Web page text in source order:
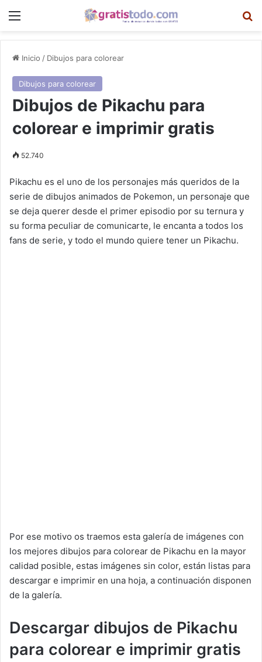
Menú
Inicio / Dibujos para colorear
Dibujos para colorear
Dibujos de Pikachu para
colorear e imprimir gratis
52.740
Pikachu es el uno de los personajes más queridos de la
serie de dibujos animados de Pokemon, un personaje que
se deja querer desde el primer episodio por su ternura y
su forma peculiar de comunicarte, le encanta a todos los
fans de serie, y todo el mundo quiere tener un Pikachu.
Por ese motivo os traemos esta galería de imágenes con
los mejores dibujos para colorear de Pikachu en la mayor
calidad posible, estas imágenes sin color, están listas para
descargar e imprimir en una hoja, a continuación disponen
de la galería.
Descargar dibujos de Pikachu
para colorear e imprimir gratis